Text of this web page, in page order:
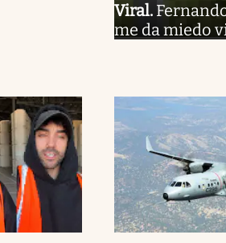
Viral.
me da miedo